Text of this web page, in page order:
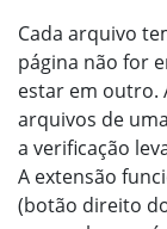
Cada arquivo
página não for
estar em outro.
arquivos de
a verificação
A extensão
(botão direito